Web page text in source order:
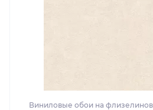
Виниловые обои на